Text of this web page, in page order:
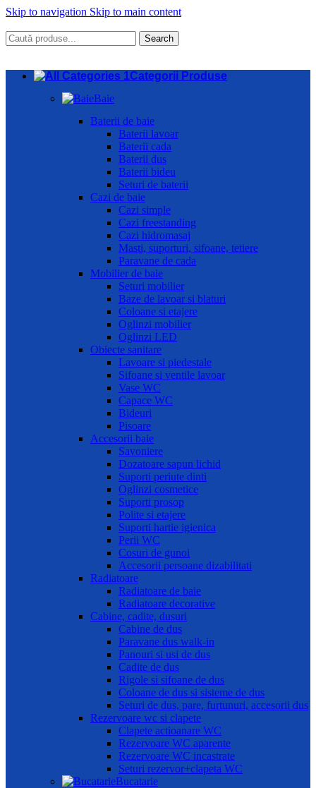
Skip to navigation Skip to main content
Search
Categorii Produse
Baie
Baterii de baie
Baterii lavoar
Baterii cada
Baterii dus
Baterii bideu
Seturi de baterii
Cazi de baie
Cazi simple
Cazi freestanding
Cazi hidromasaj
Masti, suporturi, sifoane, tetiere
Paravane de cada
Mobilier de baie
Seturi mobilier
Baze de lavoar si blaturi
Coloane si etajere
Oglinzi mobilier
Oglinzi LED
Obiecte sanitare
Lavoare si piedestale
Sifoane si ventile lavoar
Vase WC
Capace WC
Bideuri
Pisoare
Accesorii baie
Savoniere
Dozatoare sapun lichid
Suporti periute dinti
Oglinzi cosmetice
Suporti prosop
Polite si etajere
Suporti hartie igienica
Perii WC
Cosuri de gunoi
Accesorii persoane dizabilitati
Radiatoare
Radiatoare de baie
Radiatoare decorative
Cabine, cadite, dusuri
Cabine de dus
Paravane dus walk-in
Panouri si usi de dus
Cadite de dus
Rigole si sifoane de dus
Coloane de dus si sisteme de dus
Seturi de dus, pare, furtunuri, accesorii dus
Rezervoare wc si clapete
Clapete actioanare WC
Rezervoare WC aparente
Rezervoare WC incastrate
Seturi rezervor+clapeta WC
Bucatarie